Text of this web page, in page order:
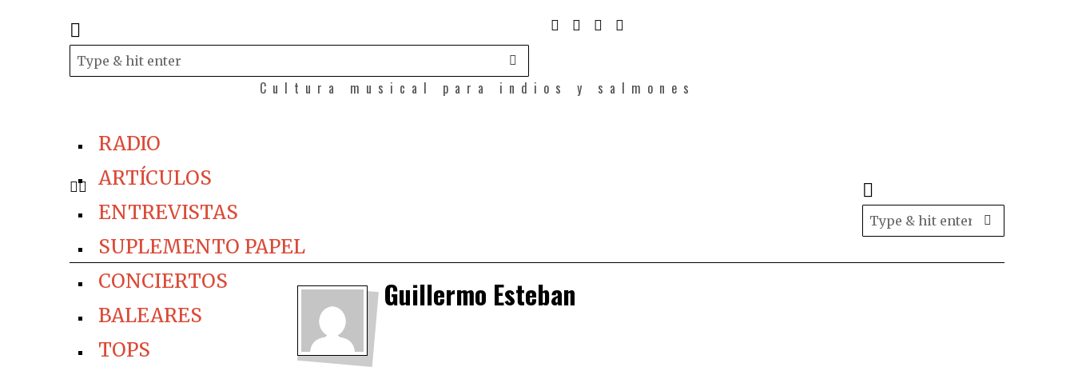
Cultura musical para indios y salmones
RADIO
ARTÍCULOS
ENTREVISTAS
SUPLEMENTO PAPEL
CONCIERTOS
BALEARES
TOPS
Guillermo Esteban